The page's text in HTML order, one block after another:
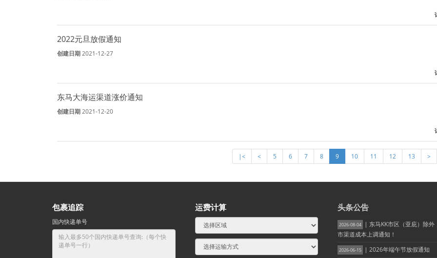
2022元旦放假通知
创建日期2021-12-27
东马大海运渠道涨价通知
创建日期2021-12-20
|< < 5 6 7 8 9 10 11 12 13 >
包裹追踪
国内快递单号
运费计算 头条公告
2026-08-04
| 东马KK市区（亚庇）除外
市渠道成本上调通知！
2026-06-15 | 2026年端午节放假通知